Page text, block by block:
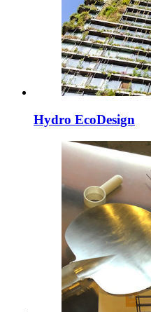
Hydro EcoDesign